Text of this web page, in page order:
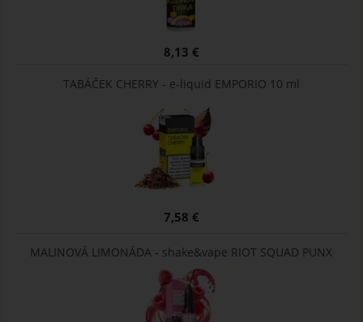
8,13 €
TABÁČEK CHERRY - e-liquid EMPORIO 10 ml
7,58 €
MALINOVÁ LIMONÁDA - shake&vape RIOT SQUAD PUNX